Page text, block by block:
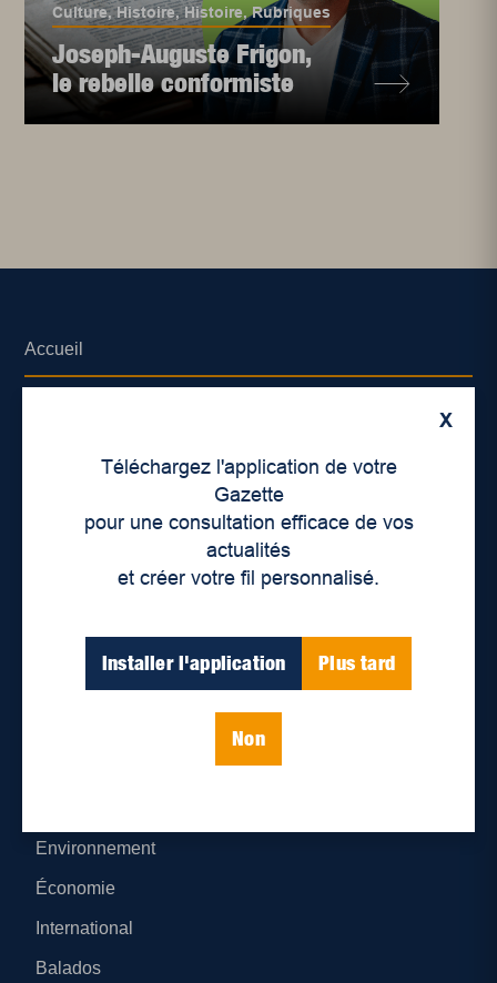
Culture,Histoire,Histoire,Rubriques
Joseph-Auguste Frigon,
le rebelle conformiste
X
Téléchargez l'application de votre
Gazette
pour une consultation efficace de vos
actualités
et créer votre fil personnalisé.
Installer l'application Plus tard
Non
Accueil
Déontologie et confidentialité
Parutions numériques
Environnement
Économie
International
Balados